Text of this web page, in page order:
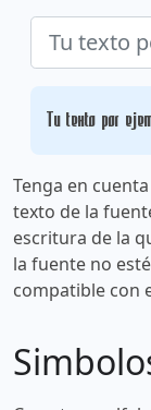
Tu texto por
Tenga en
texto de la
escritura de la
la fuente no
compatible con